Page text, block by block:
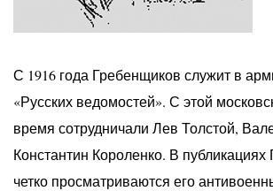
С 1916 года Гребенщиков служит в
«Русских ведомостей». С этой
время сотрудничали Лев Толстой,
Константин Короленко. В
четко просматриваются его